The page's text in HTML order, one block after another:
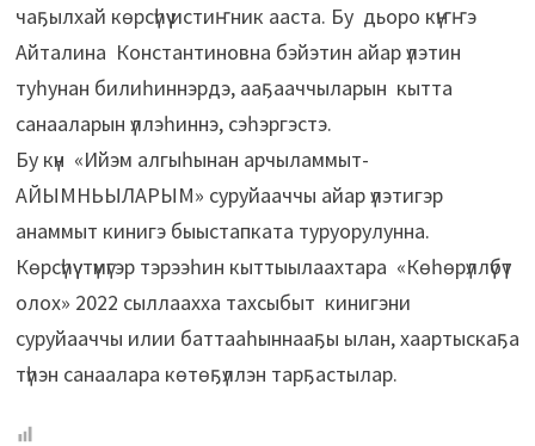
чаҕылхай көрсүһүү истиҥник ааста. Бу дьоро күҥҥэ
Айталина Константиновна бэйэтин айар үлэтин
туһунан билиһиннэрдэ, ааҕааччыларын кытта
санааларын үллэһиннэ, сэһэргэстэ.
Бу күн «Ийэм алгыһынан арчыламмыт-
АЙЫМНЬЫЛАРЫМ» суруйааччы айар үлэтигэр
анаммыт кинигэ быыстапката туруорулунна.
Көрсүһүү түмүгэр тэрээһин кыттыылаахтара «Көһөрүллүбүт
олох» 2022 сыллаахха тахсыбыт кинигэни
суруйааччы илии баттааһыннааҕы ылан, хаартыскаҕа
түһэн санаалара көтөҕүллэн тарҕастылар.